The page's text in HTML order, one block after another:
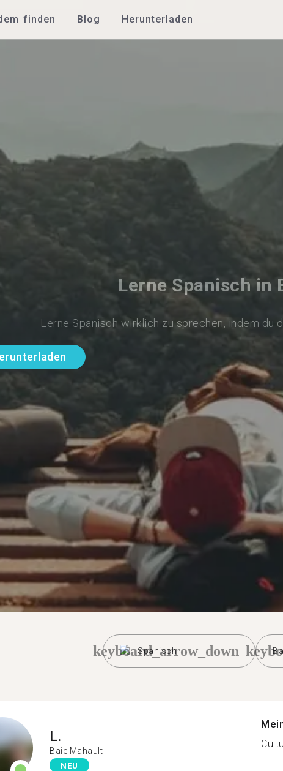
finden Blog Herunterladen
Lerne Spanisch in
Lerne Spanisch wirklich zu sprechen, indem
Spanisch
keyboard_arrow_down
L.
Baie Mahault
NEU